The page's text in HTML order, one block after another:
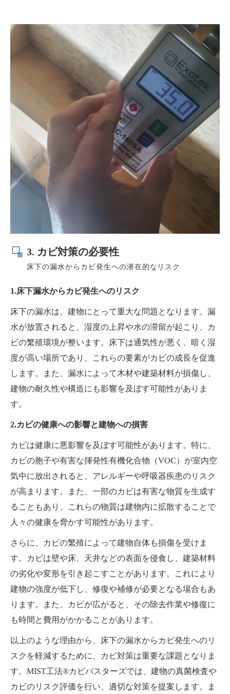
3. カビ対策の必要性
床下の漏水からカビ発生への潜在的なリスク
1.床下漏水からカビ発生へのリスク
床下の漏水は、建物にとって重大な問題となります。漏
水が放置されると、湿度の上昇や水の滞留が起こり、カ
ビの繁殖環境が整います。床下は通気性が悪く、暗く湿
度が高い場所であり、これらの要素がカビの成長を促進
します。また、漏水によって木材や建築材料が損傷し、
建物の耐久性や構造にも影響を及ぼす可能性がありま
す。
2.カビの健康への影響と建物への損害
カビは健康に悪影響を及ぼす可能性があります。特に、
カビの胞子や有害な揮発性有機化合物（VOC）が室内空
気中に放出されると、アレルギーや呼吸器疾患のリスク
が高まります。また、一部のカビは有害な物質を生成す
ることもあり、これらの物質は建物内に拡散することで
人々の健康を脅かす可能性があります。
さらに、カビの繁殖によって建物自体も損傷を受けま
す。カビは壁や床、天井などの表面を侵食し、建築材料
の劣化や変形を引き起こすことがあります。これにより
建物の強度が低下し、修復や補修が必要となる場合もあ
ります。また、カビが広がると、その除去作業や修復に
も時間と費用がかかることがあります。
以上のような理由から、床下の漏水からカビ発生へのリ
スクを軽減するために、カビ対策は重要な課題となりま
す。MIST工法®カビバスターズでは、建物の真菌検査や
カビのリスク評価を行い、適切な対策を提案します。ま